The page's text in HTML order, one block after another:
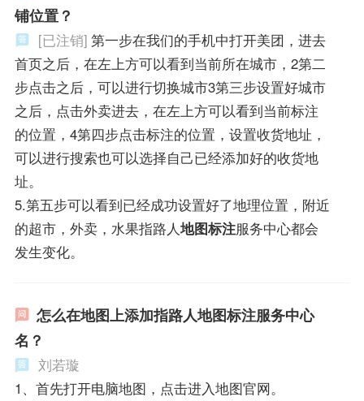
铺位置？
[已注销] 第一步在我们的手机中打开美团，进去
首页之后，在左上方可以看到当前所在城市，2第二
步点击之后，可以进行切换城市3第三步设置好城市
之后，点击外卖进去，在左上方可以看到当前标注
的位置，4第四步点击标注的位置，设置收货地址，
可以进行搜索也可以选择自己已经添加好的收货地
址。
5.第五步可以看到已经成功设置好了地理位置，附近
的超市，外卖，水果指路人地图标注服务中心都会
发生变化。
怎么在地图上添加指路人地图标注服务中心
名？
刘若璇
1、首先打开电脑地图，点击进入地图官网。